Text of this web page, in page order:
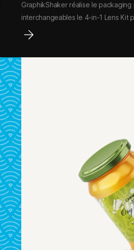
GraphikShaker réalise le
interchangeables le 4-in-1 Lens Kit